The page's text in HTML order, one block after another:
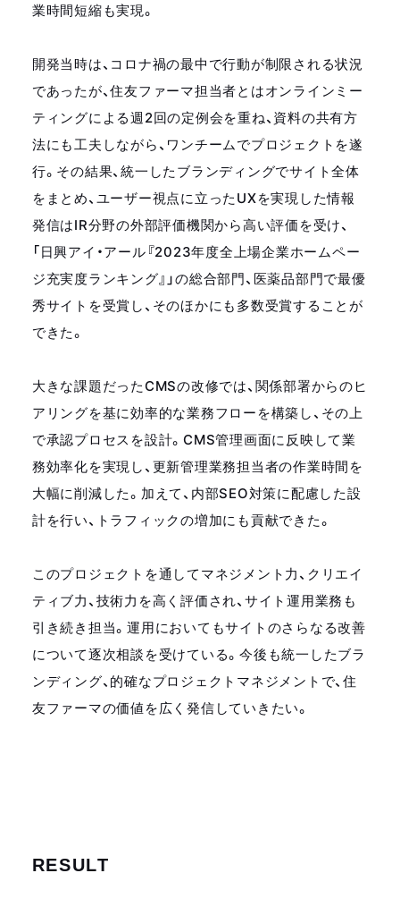
業時間短縮も実現。
開発当時は、コロナ禍の最中で行動が制限される状況
であったが、住友ファーマ担当者とはオンラインミー
ティングによる週2回の定例会を重ね、資料の共有方
法にも工夫しながら、ワンチームでプロジェクトを遂
行。その結果、統一したブランディングでサイト全体
をまとめ、ユーザー視点に立ったUXを実現した情報
発信はIR分野の外部評価機関から高い評価を受け、
「日興アイ・アール『2023年度全上場企業ホームペー
ジ充実度ランキング』」の総合部門、医薬品部門で最優
秀サイトを受賞し、そのほかにも多数受賞することが
できた。
大きな課題だったCMSの改修では、関係部署からのヒ
アリングを基に効率的な業務フローを構築し、その上
で承認プロセスを設計。CMS管理画面に反映して業
務効率化を実現し、更新管理業務担当者の作業時間を
大幅に削減した。加えて、内部SEO対策に配慮した設
計を行い、トラフィックの増加にも貢献できた。
このプロジェクトを通してマネジメント力、クリエイ
ティブ力、技術力を高く評価され、サイト運用業務も
引き続き担当。運用においてもサイトのさらなる改善
について逐次相談を受けている。今後も統一したブラ
ンディング、的確なプロジェクトマネジメントで、住
友ファーマの価値を広く発信していきたい。
RESULT